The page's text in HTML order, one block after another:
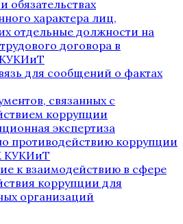
обязательствах
характера лиц,
отдельные должности на
договора в
для сообщений о фактах
связанных с
коррупции
экспертиза
противодействию коррупции
КУКИиТ
к взаимодействию в сфере
коррупции для
организаций